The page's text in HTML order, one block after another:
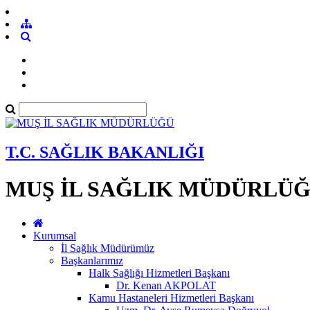
T.C. SAĞLIK BAKANLIĞI
MUŞ İL SAĞLIK
Kurumsal
İl Sağlık Müdürümüz
Başkanlarımız
Halk Sağlığı Hizmetleri Başkanı
Dr. Kenan AKPOLAT
Kamu Hastaneleri Hizmetleri Başkanı